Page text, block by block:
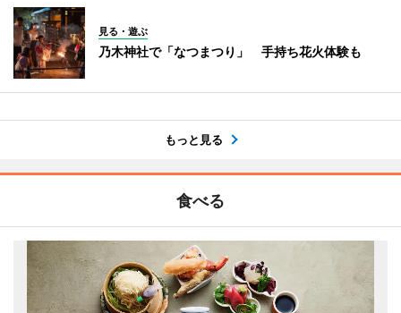
見る・遊ぶ
乃木神社で「なつまつり」 手持ち花火体験も
もっと見る
食べる